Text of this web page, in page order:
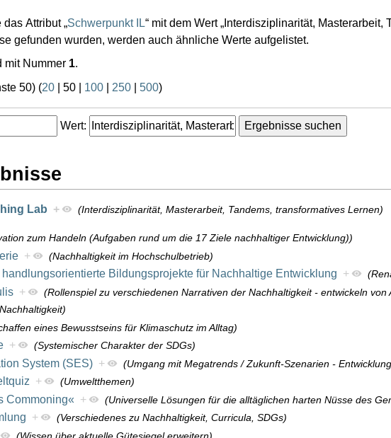
Attribut „Schwerpunkt IL“ mit dem Wert „Interdisziplinarität, Masterarbeit,
gefunden wurden, werden auch ähnliche Werte aufgelistet.
mit Nummer 1.
50) (20 50 100 250 500)
Wert:
Lab + (Interdisziplinarität, Masterarbeit, Tandems, transformatives Lernen)
zum Handeln (Aufgaben rund um die 17 Ziele nachhaltiger Entwicklung))
+ (Nachhaltigkeit im Hochschulbetrieb)
Bildungsprojekte für Nachhaltige Entwicklung +
+
(Rollenspiel zu verschiedenen Narrativen der Nachhaltigkeit - entwickeln
eines Bewusstseins für Klimaschutz im Alltag)
+ (Systemischer Charakter der SDGs)
System (SES) + (Umgang mit Megatrends / Zukunft-Szenarien -
+ (Umweltthemen)
Commoning« + (Universelle Lösungen für die alltäglichen harten Nüsse des
+ (Verschiedenes zu Nachhaltigkeit, Curricula, SDGs)